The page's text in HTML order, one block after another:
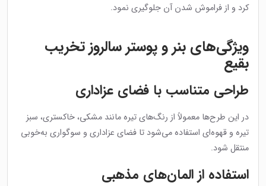
کرد و از فراموش شدن آن جلوگیری نمود.
ویژگی‌های بنر و پوستر سالروز تخریب
بقیع
طراحی متناسب با فضای عزاداری
در این طرح‌ها معمولاً از رنگ‌های تیره مانند مشکی، خاکستری، سبز
تیره و قهوه‌ای استفاده می‌شود تا فضای عزاداری و سوگواری به‌خوبی
منتقل شود.
استفاده از المان‌های مذهبی